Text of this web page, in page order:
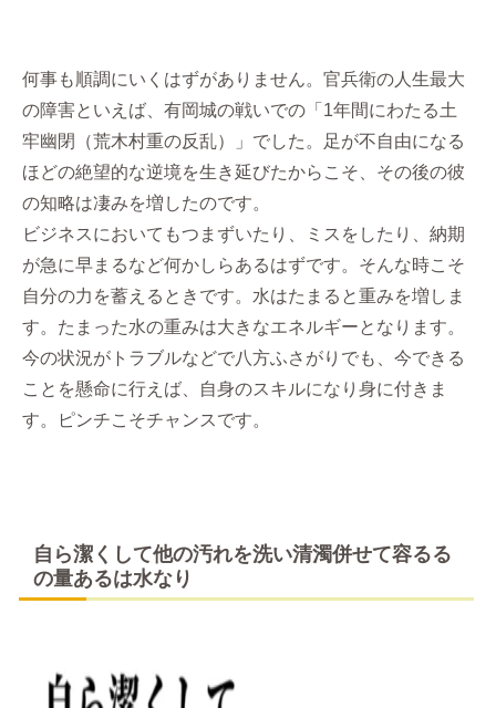
何事も順調にいくはずがありません。官兵衛の人生最大
の障害といえば、有岡城の戦いでの「1年間にわたる土
牢幽閉（荒木村重の反乱）」でした。足が不自由になる
ほどの絶望的な逆境を生き延びたからこそ、その後の彼
の知略は凄みを増したのです。
ビジネスにおいてもつまずいたり、ミスをしたり、納期
が急に早まるなど何かしらあるはずです。そんな時こそ
自分の力を蓄えるときです。水はたまると重みを増しま
す。たまった水の重みは大きなエネルギーとなります。
今の状況がトラブルなどで八方ふさがりでも、今できる
ことを懸命に行えば、自身のスキルになり身に付きま
す。ピンチこそチャンスです。
自ら潔くして他の汚れを洗い清濁併せて容るる
の量あるは水なり